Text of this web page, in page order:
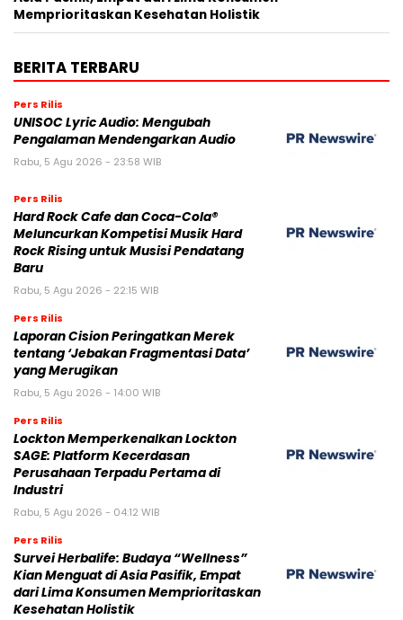
Memprioritaskan Kesehatan Holistik
BERITA TERBARU
Pers Rilis
UNISOC Lyric Audio: Mengubah
Pengalaman Mendengarkan Audio
Rabu, 5 Agu 2026 - 23:58 WIB
Pers Rilis
Hard Rock Cafe dan Coca-Cola®
Meluncurkan Kompetisi Musik Hard
Rock Rising untuk Musisi Pendatang
Baru
Rabu, 5 Agu 2026 - 22:15 WIB
Pers Rilis
Laporan Cision Peringatkan Merek
tentang ‘Jebakan Fragmentasi Data’
yang Merugikan
Rabu, 5 Agu 2026 - 14:00 WIB
Pers Rilis
Lockton Memperkenalkan Lockton
SAGE: Platform Kecerdasan
Perusahaan Terpadu Pertama di
Industri
Rabu, 5 Agu 2026 - 04:12 WIB
Pers Rilis
Survei Herbalife: Budaya “Wellness”
Kian Menguat di Asia Pasifik, Empat
dari Lima Konsumen Memprioritaskan
Kesehatan Holistik